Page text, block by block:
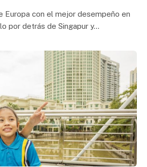
Europa con el mejor desempeño en
por detrás de Singapur y…